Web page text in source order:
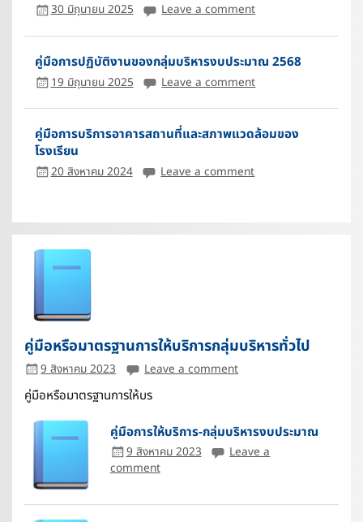
30 มิถุนายน 2025 Leave a comment
คู่มือการปฏิบัติงานของกลุ่มบริหารงบประมาณ 2568
19 มิถุนายน 2025 Leave a comment
คู่มือการบริการอาคารสถานที่และสภาพแวดล้อมของ
โรงเรียน
20 สิงหาคม 2024 Leave a comment
คู่มือหรือมาตรฐานการให้บริการกลุ่มบริหารทั่วไป
9 สิงหาคม 2023 Leave a comment
คู่มือหรือมาตรฐานการให้บร
คู่มือการให้บริการ-กลุ่มบริหารงบประมาณ
9 สิงหาคม 2023
Leave a
comment